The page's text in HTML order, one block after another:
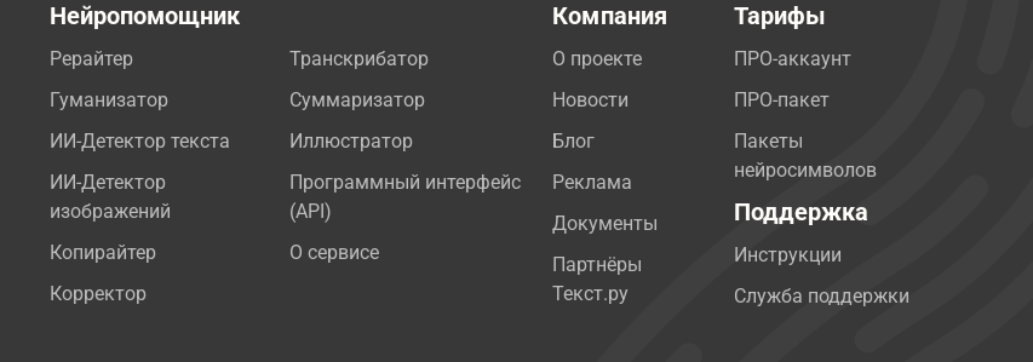
Нейропомощник
Рерайтер
Гуманизатор
ИИ-Детектор текста
ИИ-Детектор
изображений
Копирайтер
Корректор
Транскрибатор
Суммаризатор
Иллюстратор
Программный интерфейс
(API)
О сервисе
Компания
О проекте
Новости
Блог
Реклама
Документы
Партнёры
Текст.ру
Тарифы
ПРО-аккаунт
ПРО-пакет
Пакеты
нейросимволов
Поддержка
Инструкции
Служба поддержки